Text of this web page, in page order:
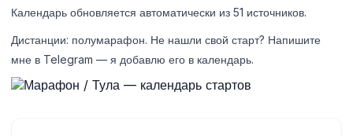
Календарь обновляется автоматически из 51 источников.
Дистанции: полумарафон. Не нашли свой старт? Напишите
мне в Telegram — я добавлю его в календарь.